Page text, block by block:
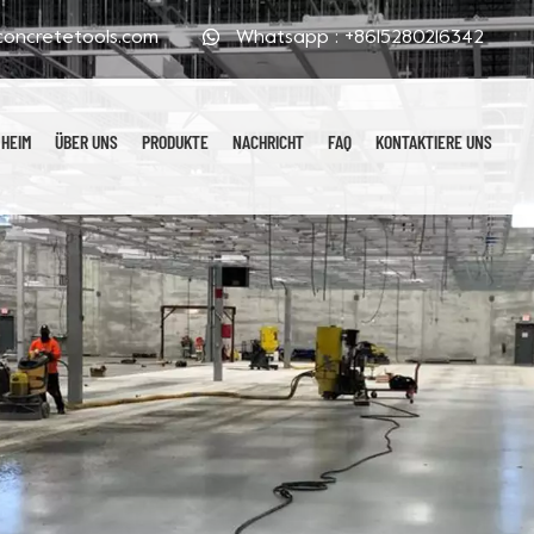
Whatsapp :+8615280216342
HEIM ÜBER UNS PRODUKTE NACHRICHT FAQ KONTAKTIERE UNS